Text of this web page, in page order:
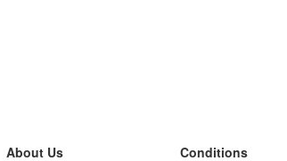
About Us Conditions